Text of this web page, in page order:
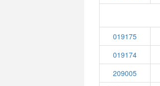
019175
019174
209005